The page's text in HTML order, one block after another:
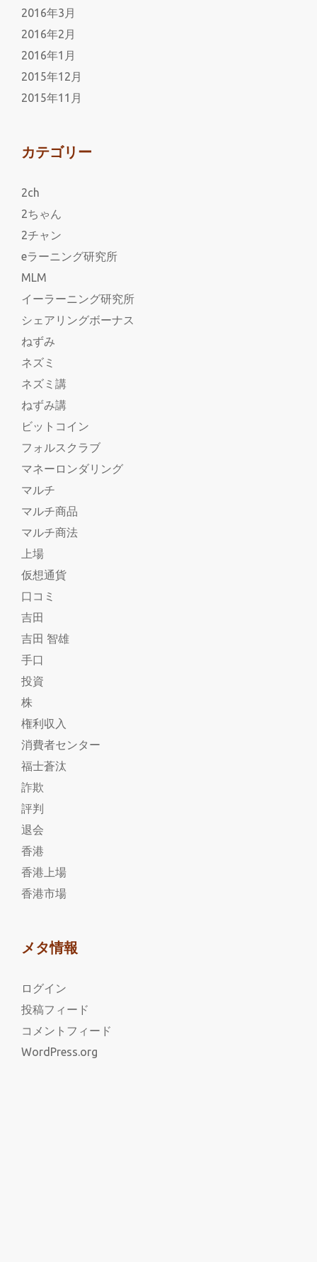
2016年3月
2016年2月
2016年1月
2015年12月
2015年11月
カテゴリー
2ch
2ちゃん
2チャン
eラーニング研究所
MLM
イーラーニング研究所
シェアリングボーナス
ねずみ
ネズミ
ネズミ講
ねずみ講
ビットコイン
フォルスクラブ
マネーロンダリング
マルチ
マルチ商品
マルチ商法
上場
仮想通貨
口コミ
吉田
吉田 智雄
手口
投資
株
権利収入
消費者センター
福士蒼汰
詐欺
評判
退会
香港
香港上場
香港市場
メタ情報
ログイン
投稿フィード
コメントフィード
WordPress.org